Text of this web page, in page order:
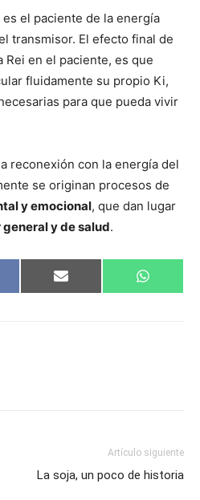
el paciente de la energía
transmisor. El efecto final de
en el paciente, es que
fluidamente su propio Ki,
para que pueda vivir
reconexión con la energía del
se originan procesos de
y emocional, que dan lugar
y de salud.
Compartir
en
Email
en
Artículo siguiente
La soja, un poco de historia